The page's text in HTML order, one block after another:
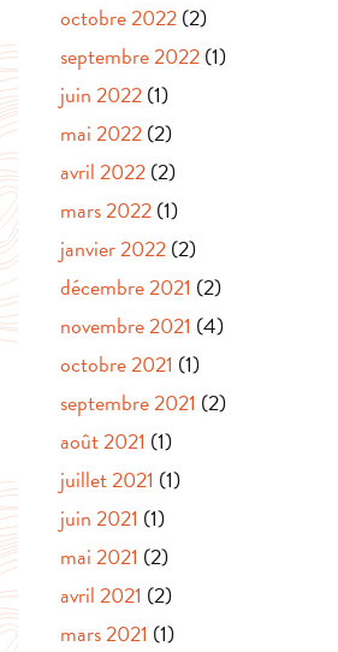
octobre 2022(2)
septembre 2022(1)
juin 2022(1)
mai 2022(2)
avril 2022(2)
mars 2022(1)
janvier 2022(2)
décembre 2021 (2)
novembre 2021 (4)
octobre 2021 (1)
septembre 2021 (2)
août 2021 (1)
juillet 2021 (1)
juin 2021 (1)
mai 2021 (2)
avril 2021 (2)
mars 2021 (1)